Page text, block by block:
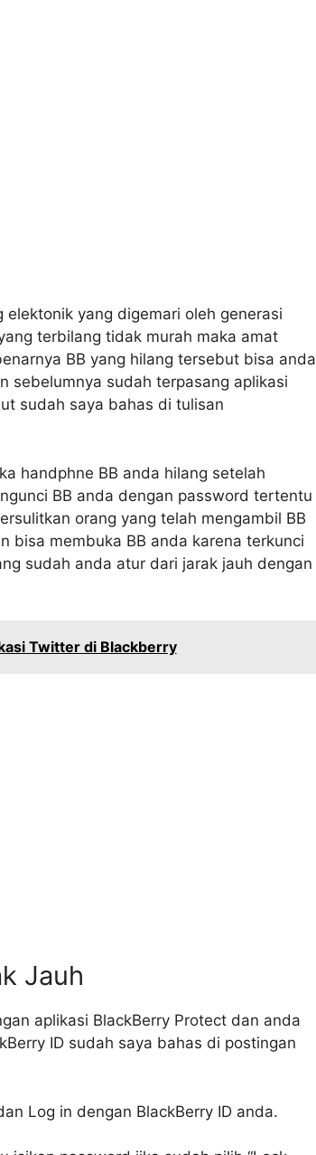
yang digemari oleh generasi
terbilang tidak murah maka amat
BB yang hilang tersebut bisa anda
sebelumnya sudah terpasang aplikasi
sudah saya bahas di tulisan
handphne BB anda hilang setelah
BB anda dengan password tertentu
orang yang telah mengambil BB
membuka BB anda karena terkunci
sudah anda atur dari jarak jauh dengan
Twitter di Blackberry
Jauh
aplikasi BlackBerry Protect dan anda
ID sudah saya bahas di postingan
Log in dengan BlackBerry ID anda.